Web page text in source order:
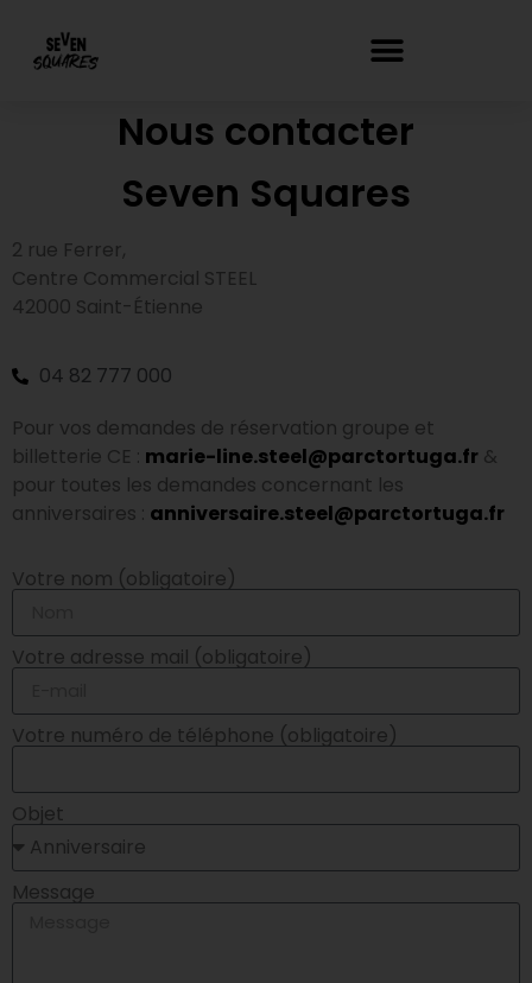
principal
Nous contacter
Seven Squares
2 rue Ferrer,
Centre Commercial STEEL
42000 Saint-Étienne
04 82 777 000
Pour vos demandes de réservation groupe et
billetterie CE : marie-line.steel@parctortuga.fr &
pour toutes les demandes concernant les
anniversaires : anniversaire.steel@parctortuga.fr
Votre nom (obligatoire)
Votre adresse mail (obligatoire)
Votre numéro de téléphone (obligatoire)
Objet
Message